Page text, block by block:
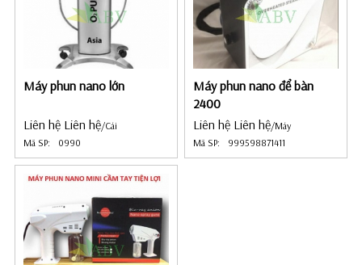
Máy phun nano lớn
Liên hệ Liên hệ/Cái
Mã SP:
0990
Máy phun nano để bàn
2400
Liên hệ Liên hệ/Máy
Mã SP:
999598871411